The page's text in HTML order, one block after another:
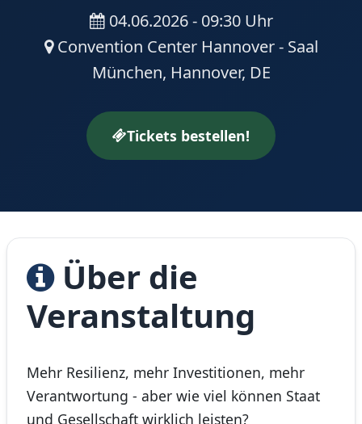
04.06.2026 - 09:30 Uhr
Convention Center Hannover - Saal
München, Hannover, DE
Tickets bestellen!
Über die
Veranstaltung
Mehr Resilienz, mehr Investitionen, mehr
Verantwortung - aber wie viel können Staat
und Gesellschaft wirklich leisten?